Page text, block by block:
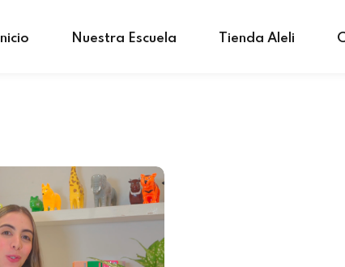
Inicio Nuestra Escuela Tienda Aleli